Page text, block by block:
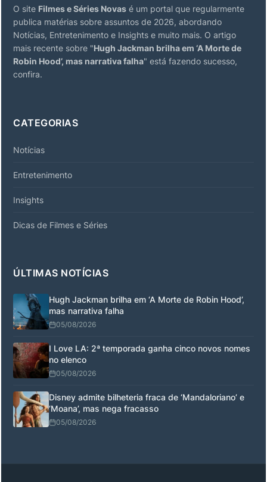
O site Filmes e Séries Novas é um portal que regularmente
publica matérias sobre assuntos de 2026, abordando
Notícias, Entretenimento e Insights e muito mais. O artigo
mais recente sobre "Hugh Jackman brilha em ‘A Morte de
Robin Hood’, mas narrativa falha" está fazendo sucesso,
confira.
CATEGORIAS
Notícias
Entretenimento
Insights
Dicas de Filmes e Séries
ÚLTIMAS NOTÍCIAS
Hugh Jackman brilha em ‘A Morte de Robin Hood’,
mas narrativa falha
05/08/2026
I Love LA: 2ª temporada ganha cinco novos nomes
no elenco
05/08/2026
Disney admite bilheteria fraca de ‘Mandaloriano’ e
‘Moana’, mas nega fracasso
05/08/2026